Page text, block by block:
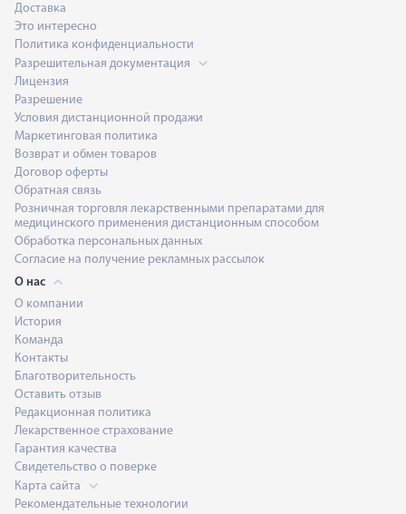
Доставка
Это интересно
Политика конфиденциальности
Разрешительная документация
Лицензия
Разрешение
Условия дистанционной продажи
Маркетинговая политика
Возврат и обмен товаров
Договор оферты
Обратная связь
Розничная торговля лекарственными препаратами для
медицинского применения дистанционным способом
Обработка персональных данных
Согласие на получение рекламных рассылок
О нас
О компании
История
Команда
Контакты
Благотворительность
Оставить отзыв
Редакционная политика
Лекарственное страхование
Гарантия качества
Свидетельство о поверке
Карта сайта
Рекомендательные технологии